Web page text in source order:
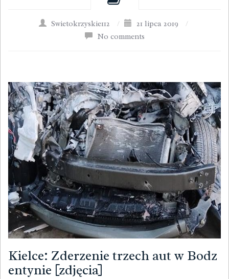
Swietokrzyskie112 / 21 lipca 2019
/
No comments
Kielce: Zderzenie trzech aut w Bodz
entynie [zdjęcia]